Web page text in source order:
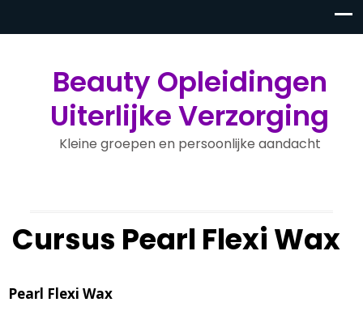
Beauty Opleidingen
Uiterlijke Verzorging
Kleine groepen en persoonlijke aandacht
Cursus Pearl Flexi Wax
Pearl Flexi Wax